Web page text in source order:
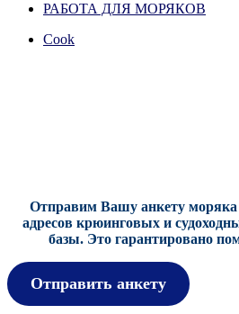
РАБОТА ДЛЯ МОРЯКОВ
Cook
Отправим Вашу анкету моряка
адресов крюинговых и
базы. Это гарантировано
Отправить анкету